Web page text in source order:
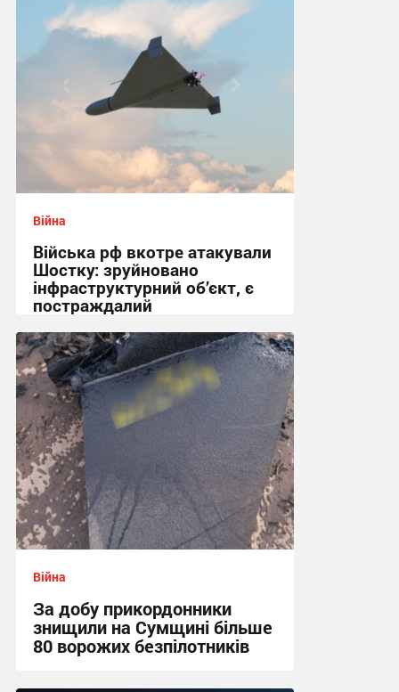
Війна
Війська рф вкотре атакували
Шостку: зруйновано
інфраструктурний об’єкт, є
постраждалий
18:50 сьогодні
Війна
За добу прикордонники
знищили на Сумщині більше
80 ворожих безпілотників